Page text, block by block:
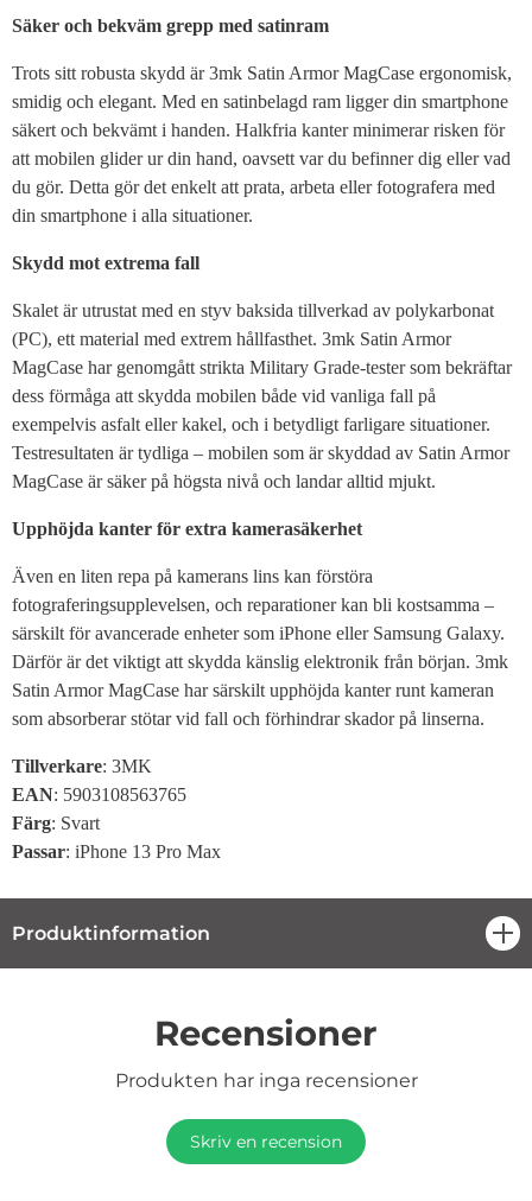
Säker och bekväm grepp med satinram
Trots sitt robusta skydd är 3mk Satin Armor MagCase ergonomisk,
smidig och elegant. Med en satinbelagd ram ligger din smartphone
säkert och bekvämt i handen. Halkfria kanter minimerar risken för
att mobilen glider ur din hand, oavsett var du befinner dig eller vad
du gör. Detta gör det enkelt att prata, arbeta eller fotografera med
din smartphone i alla situationer.
Skydd mot extrema fall
Skalet är utrustat med en styv baksida tillverkad av polykarbonat
(PC), ett material med extrem hållfasthet. 3mk Satin Armor
MagCase har genomgått strikta Military Grade-tester som bekräftar
dess förmåga att skydda mobilen både vid vanliga fall på
exempelvis asfalt eller kakel, och i betydligt farligare situationer.
Testresultaten är tydliga – mobilen som är skyddad av Satin Armor
MagCase är säker på högsta nivå och landar alltid mjukt.
Upphöjda kanter för extra kamerasäkerhet
Även en liten repa på kamerans lins kan förstöra
fotograferingsupplevelsen, och reparationer kan bli kostsamma –
särskilt för avancerade enheter som iPhone eller Samsung Galaxy.
Därför är det viktigt att skydda känslig elektronik från början. 3mk
Satin Armor MagCase har särskilt upphöjda kanter runt kameran
som absorberar stötar vid fall och förhindrar skador på linserna.
Tillverkare: 3MK
EAN: 5903108563765
Färg: Svart
Passar: iPhone 13 Pro Max
Produktinformation
Recensioner
Produkten har inga recensioner
Skriv en recension